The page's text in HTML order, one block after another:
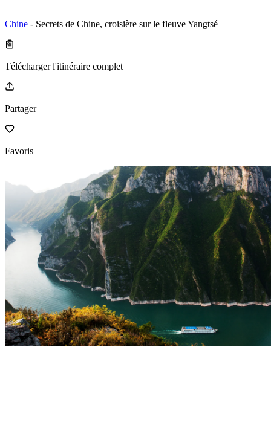
Chine - Secrets de Chine, croisière sur le fleuve Yangtsé
Télécharger l'itinéraire complet
Partager
Favoris